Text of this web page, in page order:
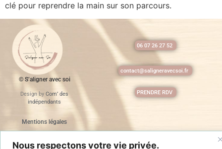
Nous respectons votre vie privée.
clé pour reprendre la main sur son parcours.
© S’aligner avec soi
Design byCom’ des
indépendants
Mentions légales
06 07 26 27 52
contact@saligneravecsoi.fr
PRENDRE RDV